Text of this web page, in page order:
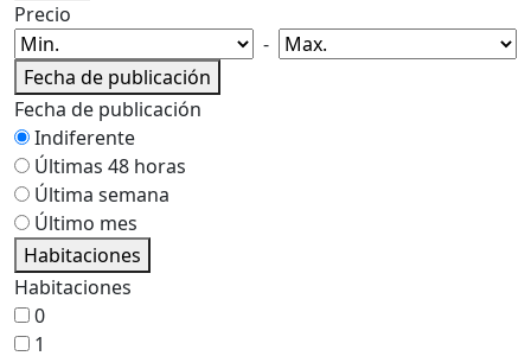
Precio
-
Fecha de publicación
Fecha de publicación
Indiferente
Últimas 48 horas
Última semana
Último mes
Habitaciones
Habitaciones
0
1